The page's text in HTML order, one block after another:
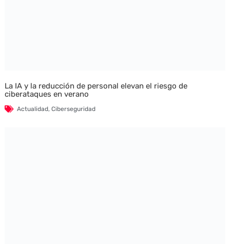
La IA y la reducción de personal elevan el riesgo de
ciberataques en verano
Actualidad, Ciberseguridad